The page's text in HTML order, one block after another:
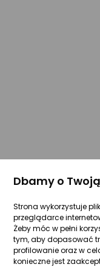
Dbamy o
Strona wykorzystuje
przeglądarce
Żeby móc w pełni
tym, aby dopasować
profilowanie oraz w
konieczne jest